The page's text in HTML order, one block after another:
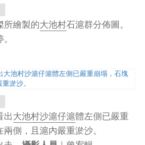
所繪製的大池村石滬群分佈圖。
出大池村沙滬仔滬體左側已嚴重
側，且滬內嚴重淤沙。